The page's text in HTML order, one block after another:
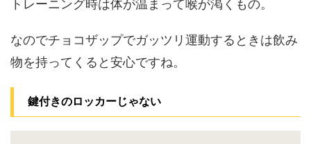
トレーニング時は体が温まって喉が渇くもの。
なのでチョコザップでガッツリ運動するときは飲み
物を持ってくると安心ですね。
鍵付きのロッカーじゃない